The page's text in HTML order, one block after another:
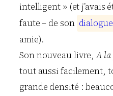
intelligent » (et j’avais
faute – de son dialogue
amie).
Son nouveau livre,A la
tout aussi facilement,
grande densité :